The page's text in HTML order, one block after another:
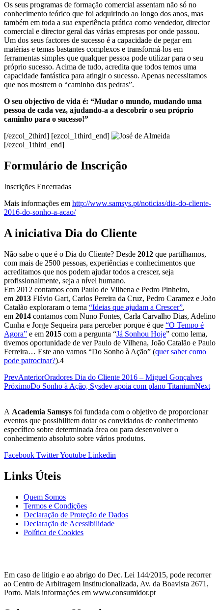
Os seus programas de formação comercial assentam não só no
conhecimento teórico que foi adquirindo ao longo dos anos, mas
também em toda a sua experiência prática como vendedor, director
comercial e director geral das várias empresas por onde passou.
Um dos seus factores de sucesso é a capacidade de pegar em
matérias e temas bastantes complexos e transformá-los em
ferramentas simples que qualquer pessoa pode utilizar para o seu
próprio sucesso. Acima de tudo, acredita que todos temos uma
capacidade fantástica para atingir o sucesso. Apenas necessitamos
que nos mostrem o “caminho das pedras”.
O seu objectivo de vida é: “Mudar o mundo, mudando uma
pessoa de cada vez, ajudando-a a descobrir o seu próprio
caminho para o sucesso!”
[/ezcol_2third] [ezcol_1third_end]
[/ezcol_1third_end]
Formulário de Inscrição
Inscrições Encerradas
Mais informações em http://www.samsys.pt/noticias/dia-do-cliente-
2016-do-sonho-a-acao/
A iniciativa Dia do Cliente
Não sabe o que é o Dia do Cliente? Desde 2012 que partilhamos,
com mais de 2500 pessoas, experiências e conhecimentos que
acreditamos que nos podem ajudar todos a crescer, seja
profissionalmente, seja a nível humano.
Em 2012 contamos com Paulo de Vilhena e Pedro Pinheiro,
em 2013 Flávio Gart, Carlos Pereira da Cruz, Pedro Caramez e João
Catalão exploraram o tema “Ideias que ajudam a Crescer”,
em 2014 contamos com Nuno Fontes, Carla Carvalho Dias, Adelino
Cunha e Jorge Sequeira para perceber porque é que “O Tempo é
Agora” e em 2015 com a pergunta “Já Sonhou Hoje” como lema,
tivemos oportunidade de ver Paulo de Vilhena, João Catalão e Paulo
Ferreira… Este ano vamos “Do Sonho à Ação” (quer saber como
pode patrocinar?).4
PrevAnteriorOradores Dia do Cliente 2016 – Miguel Gonçalves
PróximoDo Sonho à Ação, Sysdev apoia com plano TitaniumNext
A Academia Samsys foi fundada com o objetivo de proporcionar
eventos que possibilitem dotar os convidados de conhecimento
específico sobre determinada área ou para desenvolver o
conhecimento absoluto sobre vários produtos.
Facebook TwitterYoutube Linkedin
Links Úteis
Quem Somos
Termos e Condições
Declaração de Proteção de Dados
Declaração de Acessibilidade
Política de Cookies
Em caso de litigio e ao abrigo do Dec. Lei 144/2015, pode recorrer
ao Centro de Arbitragem Institucionalizada, Av. da Boavista 2671,
Porto. Mais informações em www.consumidor.pt